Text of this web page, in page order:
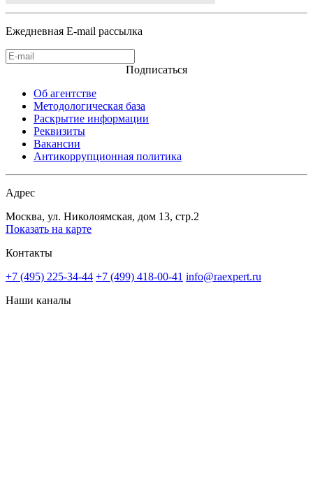
Ежедневная E-mail рассылка
Подписаться
Об агентстве
Методологическая база
Раскрытие информации
Реквизиты
Вакансии
Антикоррупционная политика
Адрес
Москва, ул. Николоямская, дом 13, стр.2
Показать на карте
Контакты
+7 (495) 225-34-44 +7 (499) 418-00-41 info@raexpert.ru
Наши каналы